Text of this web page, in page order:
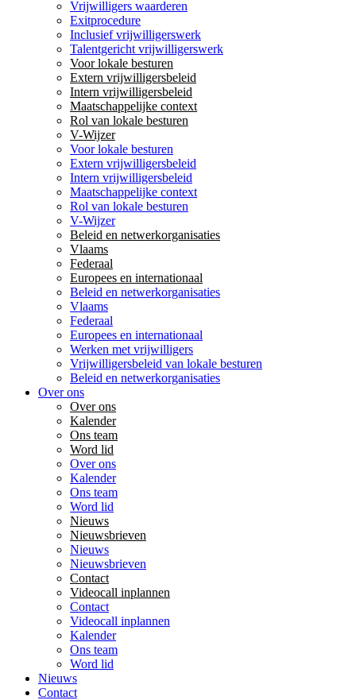
Vrijwilligers waarderen
Exitprocedure
Inclusief vrijwilligerswerk
Talentgericht vrijwilligerswerk
Voor lokale besturen
Extern vrijwilligersbeleid
Intern vrijwilligersbeleid
Maatschappelijke context
Rol van lokale besturen
V-Wijzer
Voor lokale besturen
Extern vrijwilligersbeleid
Intern vrijwilligersbeleid
Maatschappelijke context
Rol van lokale besturen
V-Wijzer
Beleid en netwerkorganisaties
Vlaams
Federaal
Europees en internationaal
Beleid en netwerkorganisaties
Vlaams
Federaal
Europees en internationaal
Werken met vrijwilligers
Vrijwilligersbeleid van lokale besturen
Beleid en netwerkorganisaties
Over ons
Over ons
Kalender
Ons team
Word lid
Over ons
Kalender
Ons team
Word lid
Nieuws
Nieuwsbrieven
Nieuws
Nieuwsbrieven
Contact
Videocall inplannen
Contact
Videocall inplannen
Kalender
Ons team
Word lid
Nieuws
Contact